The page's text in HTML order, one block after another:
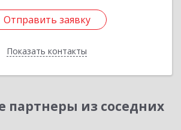
Отправить заявку
Показать контакты
Отправить заявку
Назад
из соседних